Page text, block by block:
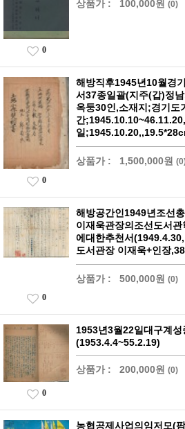
상품가 : 100,000원 (0)
0
해방직후1945년10월경
서37종일괄(지주(갑)정
옥둥30인,소재지;경기도
간
일
상품가 : 1,500,000원
0
해방공간인1949년조선
이재욱관장의조선도서
에대한추천서
도서관장 이재욱+인장
상품가 : 500,000원 (0)
0
1953년3월22일대구계성
(1953.4.4~55.2.19)
상품가 : 200,000원 (0)
0
농협공제사업의임저모(